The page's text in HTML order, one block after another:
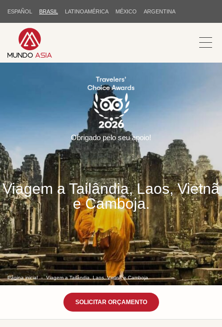
ESPAÑOL BRASIL LATINOAMÉRICA MÉXICO ARGENTINA
Viagem a Tailândia, Laos, Vietnã
e Camboja.
Página inicial Viagem a Tailândia, Laos, Vietnã e Camboja.
Obrigado pelo seu apoio!
SOLICITAR ORÇAMENTO